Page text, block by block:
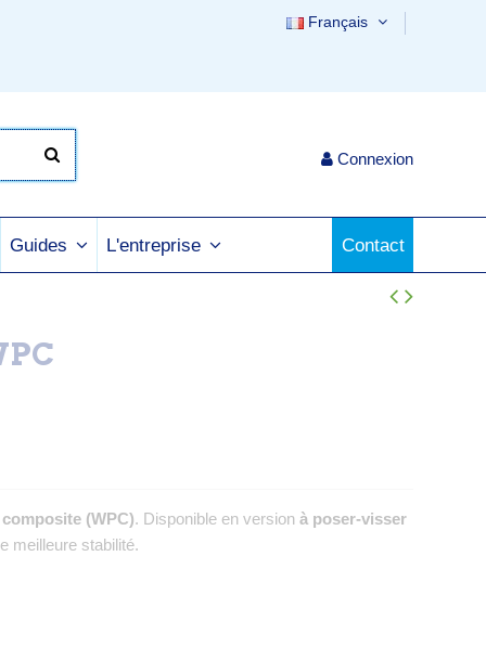
Français
Connexion
Guides L'entreprise Contact
(WPC). Disponible en versionà poser-visser
meilleure stabilité.